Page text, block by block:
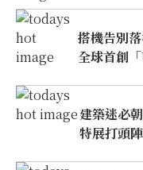
搭機告別
全球首創
建築迷必
特展打頭